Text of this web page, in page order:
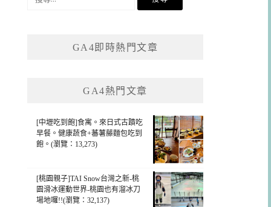
GA4即時熱門文章
GA4熱門文章
[中壢吃到飽]食寓。來日式古蹟吃
早餐。健康蔬食+蕃薯藤麵包吃到
飽。(瀏覽：13,273)
[桃園親子]TAI Snow台灣之新-桃
園滑冰運動世界-桃園也有溜冰刀
場地囉!!(瀏覽：32,137)